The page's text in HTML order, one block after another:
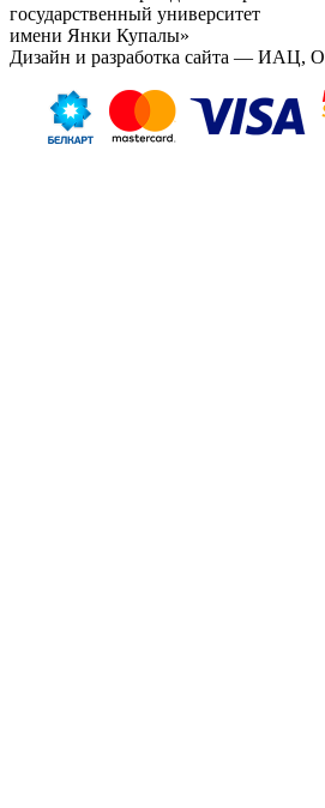
государственный университет
имени Янки Купалы»
Дизайн и разработка сайта —